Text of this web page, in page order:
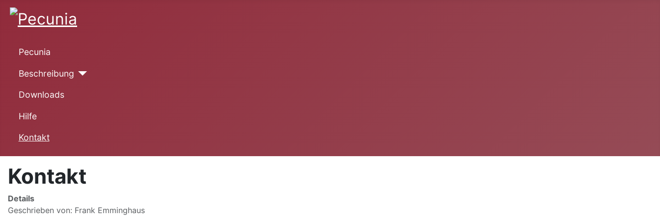
Pecunia
Beschreibung
Downloads
Hilfe
Kontakt
Kontakt
Details
Geschrieben von: Frank Emminghaus